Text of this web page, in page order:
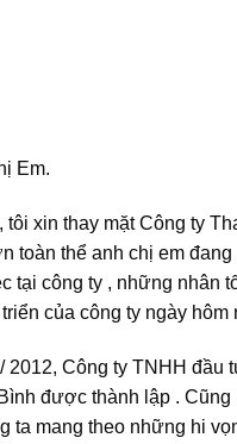
Em.
tôi xin thay mặt Công ty
toàn thể anh chị em
tại công ty , những nhân
của công ty ngày hôm
2012, Công ty TNHH đầu
được thành lập . Cũng
ta mang theo những hi